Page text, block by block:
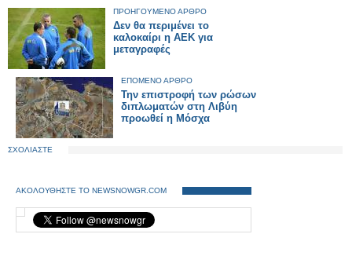
ΠΡΟΗΓΟΥΜΕΝΟ ΑΡΘΡΟ
Δεν θα περιμένει το
καλοκαίρι η ΑΕΚ για
μεταγραφές
ΕΠΟΜΕΝΟ ΑΡΘΡΟ
Την επιστροφή των ρώσων
διπλωματών στη Λιβύη
προωθεί η Μόσχα
ΣΧΟΛΙΑΣΤΕ
ΑΚΟΛΟΥΘΗΣΤΕ ΤΟ NEWSNOWGR.COM